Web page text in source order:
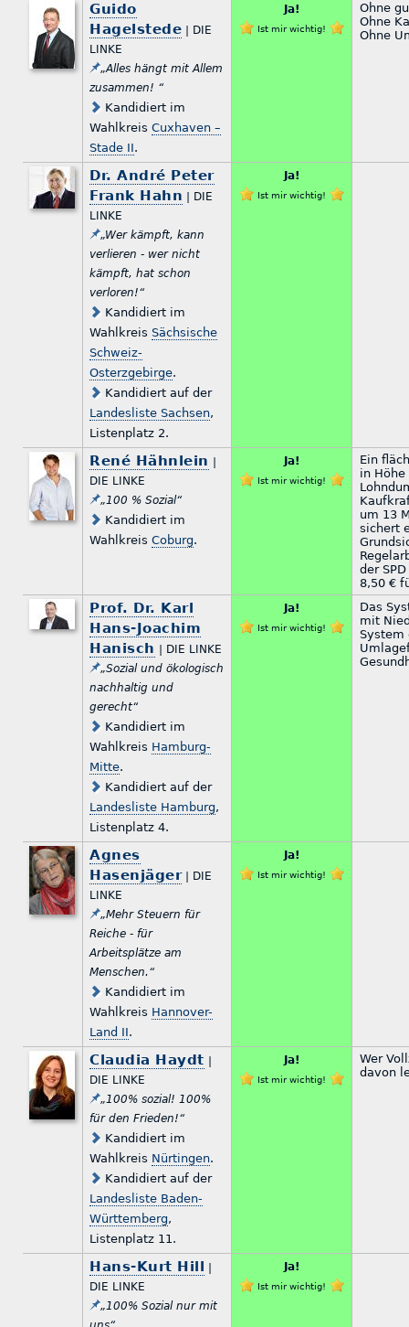
Guido
Hagelstede | DIE
LINKE
„Alles hängt mit Allem
zusammen! “
Kandidiert im
WahlkreisCuxhaven –
Stade II.
Ja!
Ist mir wichtig!
Ohne
Ohne
Ohne
Dr. André Peter
Frank Hahn | DIE
LINKE
„Wer kämpft, kann
verlieren - wer nicht
kämpft, hat schon
verloren!“
Kandidiert im
WahlkreisSächsische
Schweiz-
Osterzgebirge.
Kandidiert auf der
Landesliste Sachsen,
Listenplatz 2.
Ja!
Ist mir wichtig!
René Hähnlein
DIE LINKE
„100 % Sozial“
Kandidiert im
WahlkreisCoburg.
Ja!
Ist mir wichtig!
Ein
in
um 13
sichert
der
8,50 €
Prof. Dr. Karl
Hans-Joachim
Hanisch
| DIE LINKE
„Sozial und ökologisch
nachhaltig und
gerecht“
Kandidiert im
Wahlkreis Hamburg-
Mitte.
Kandidiert auf der
Landesliste Hamburg,
Listenplatz 4.
Ja!
Ist mir wichtig!
Das
mit
System
Agnes
Hasenjäger| DIE
LINKE
„Mehr Steuern für
Reiche - für
Arbeitsplätze am
Menschen.“
Kandidiert im
Wahlkreis Hannover-
Land II.
Ja!
Ist mir wichtig!
Claudia Haydt
DIE LINKE
„100% sozial! 100%
für den Frieden!“
Kandidiert im
Wahlkreis Nürtingen.
Kandidiert auf der
Landesliste Baden-
Württemberg,
Listenplatz 11.
Ja!
Ist mir wichtig!
Wer
davon
Hans-Kurt Hill
DIE LINKE
„100% Sozial nur mit
Ja!
Ist mir wichtig!